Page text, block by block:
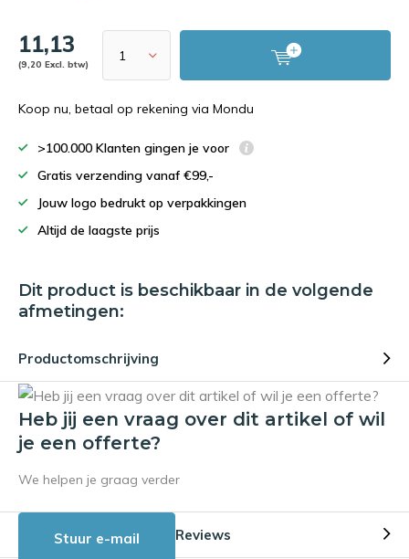
11,13
(9,20 Excl. btw)
Koop nu, betaal op rekening via Mondu
>100.000 Klanten gingen je voor
Gratis verzending vanaf €99,-
Jouw logo bedrukt op verpakkingen
Altijd de laagste prijs
Dit product is beschikbaar in de volgende
afmetingen:
Productomschrijving
Heb jij een vraag over dit artikel of wil
je een offerte?
We helpen je graag verder
Stuur e-mail Reviews